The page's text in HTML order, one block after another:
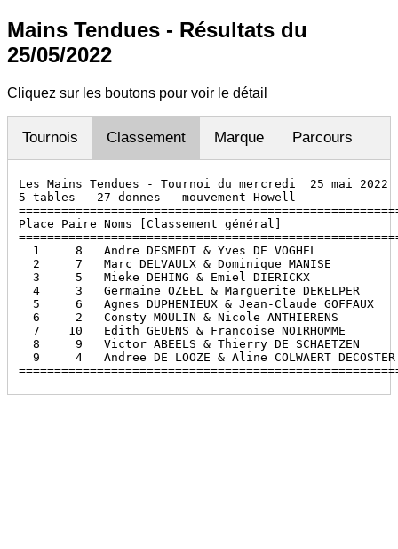
Mains Tendues - Résultats du
25/05/2022
Cliquez sur les boutons pour voir le détail
Tournois Classement Marque Parcours
Les Mains Tendues - Tournoi du mercredi  25 mai 2022
5 tables - 27 donnes - mouvement Howell
Place Paire Noms [Classement général]
1     8   Andre DESMEDT & Yves DE VOGHEL
2     7   Marc DELVAULX & Dominique MANISE
3     5   Mieke DEHING & Emiel DIERICKX
4     3   Germaine OZEEL & Marguerite DEKELPER
5     6   Agnes DUPHENIEUX & Jean-Claude GOFFAUX
6     2   Consty MOULIN & Nicole ANTHIERENS
7    10   Edith GEUENS & Francoise NOIRHOMME
8     9   Victor ABEELS & Thierry DE SCHAETZEN
9     4   Andree DE LOOZE & Aline COLWAERT